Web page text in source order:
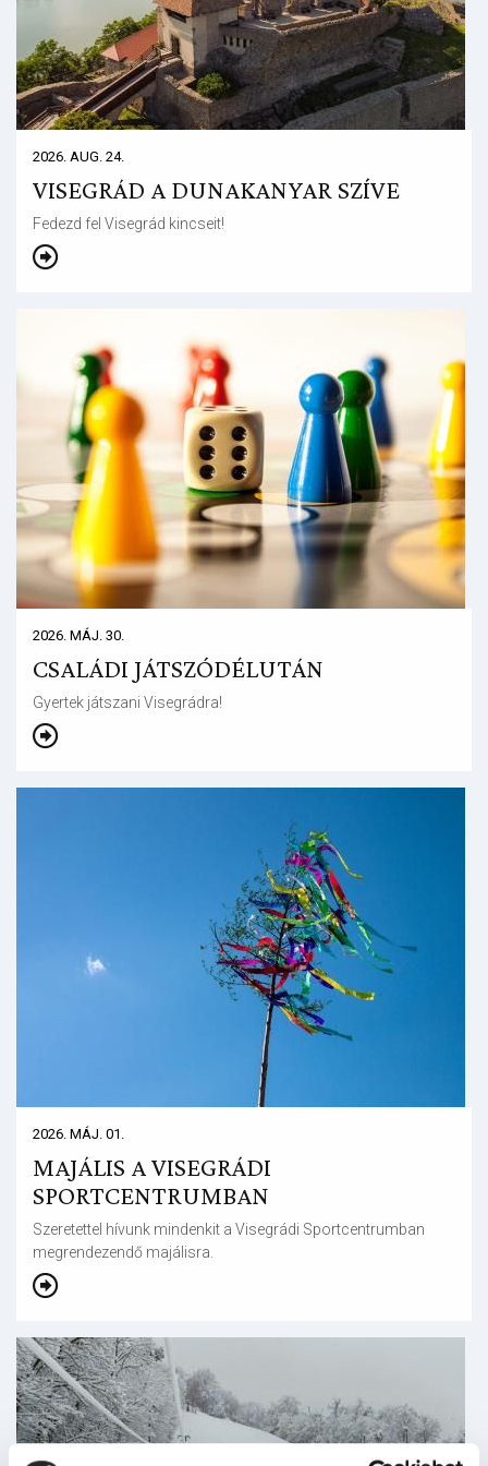
2026. AUG. 24.
VISEGRÁD A DUNAKANYAR SZÍVE
Fedezd fel Visegrád kincseit!
2026. MÁJ. 30.
CSALÁDI JÁTSZÓDÉLUTÁN
Gyertek játszani Visegrádra!
2026. MÁJ. 01.
MAJÁLIS A VISEGRÁDI
SPORTCENTRUMBAN
Szeretettel hívunk mindenkit a Visegrádi Sportcentrumban
megrendezendő majálisra.